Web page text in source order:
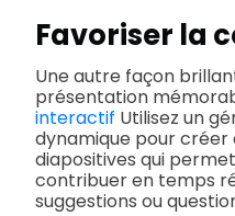
Favoriser la
Une autre façon
présentation
interactif Utilisez un
dynamique pour créer
diapositives qui
contribuer en temps
suggestions ou